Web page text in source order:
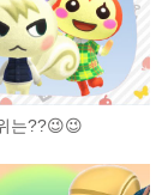
는??😉😉